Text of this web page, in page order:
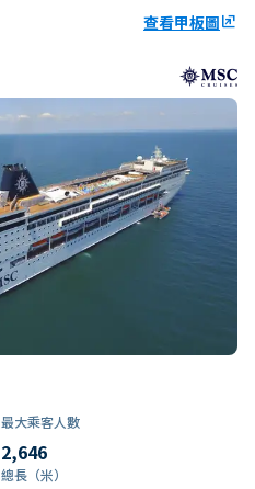
查看甲板圖ungroup
最大乘客人數
2,646
總長（米）